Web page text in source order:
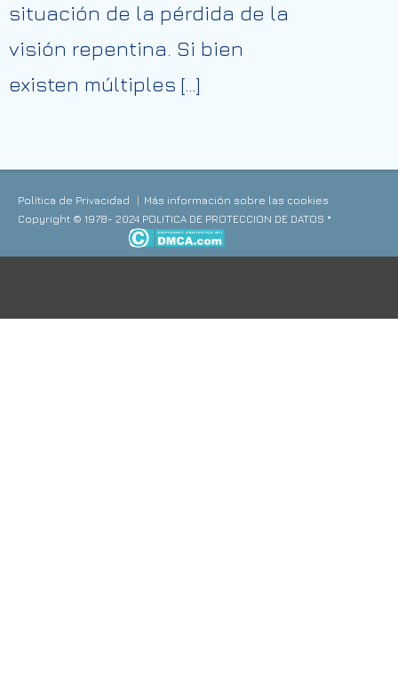
situación de la pérdida de la
visión repentina. Si bien
existen múltiples […]
Política de Privacidad
Más información sobre las cookies
Copyright © 1978- 2024 POLITICA DE PROTECCION DE DATOS *